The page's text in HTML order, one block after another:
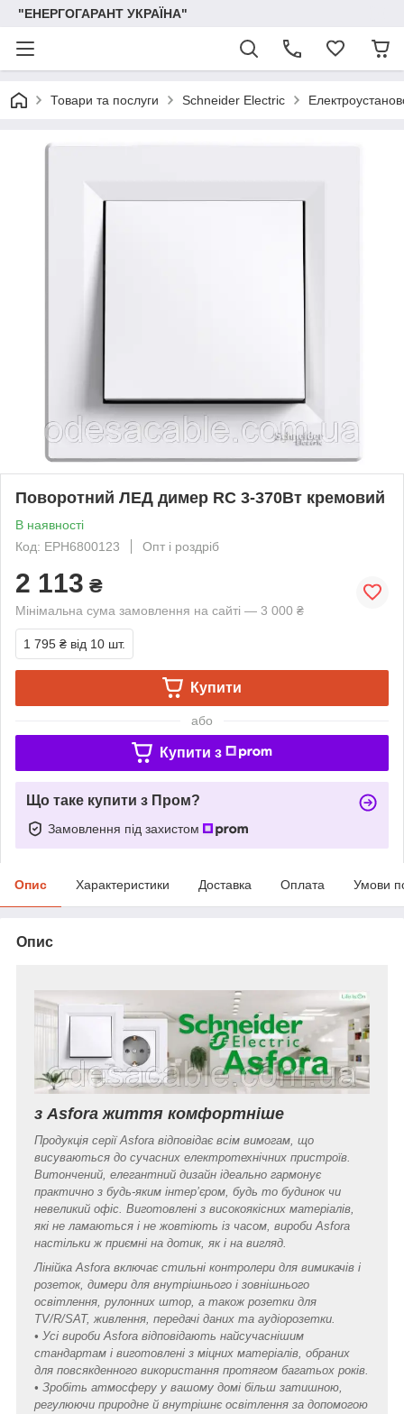
"ЕНЕРГОГАРАНТ УКРАЇНА"
Товари та послуги Schneider Electric
Поворотний ЛЕД димер RC 3-370Вт кремовий
В наявності
Код: EPH6800123
Опт і роздріб
2 113 ₴
Мінімальна сума замовлення на сайті — 3 000 ₴
1 795 ₴ від 10 шт.
Купити
або
Купити з
Що таке купити з Пром?
Замовлення під захистом
Опис Характеристики Доставка Оплата Умови
Опис
з Asfora життя комфортніше
Продукція серії Asfora відповідає всім вимогам, що
висуваються до сучасних електротехнічних пристроїв.
Витончений, елегантний дизайн ідеально гармонує
практично з будь-яким інтер’єром, будь то будинок чи
невеликий офіс. Виготовлені з високоякісних матеріалів,
які не ламаються і не жовтіють із часом, вироби Asfora
настільки ж приємні на дотик, як і на вигляд.
Лінійка Asfora включає стильні контролери для вимикачів і
розеток, димери для внутрішнього і зовнішнього
освітлення, рулонних штор, а також розетки для
TV/R/SAT, живлення, передачі даних та аудіорозетки.
• Усі вироби Asfora відповідають найсучаснішим
стандартам і виготовлені з міцних матеріалів, обраних
для повсякденного використання протягом багатьох років.
• Зробіть атмосферу у вашому домі більш затишною,
регулюючи природне й внутрішнє освітлення за допомогою